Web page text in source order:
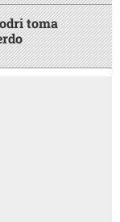
toma